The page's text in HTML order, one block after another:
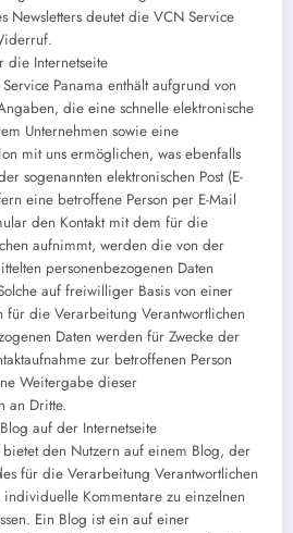
Newsletters deutet die VCN Service
die Internetseite
Panama enthält aufgrund von
die eine schnelle elektronische
Unternehmen sowie eine
mit uns ermöglichen, was ebenfalls
sogenannten elektronischen Post (E-
eine betroffene Person per E-Mail
den Kontakt mit dem für die
aufnimmt, werden die von der
personenbezogenen Daten
auf freiwilliger Basis von einer
für die Verarbeitung Verantwortlichen
Daten werden für Zwecke der
zur betroffenen Person
Weitergabe dieser
an Dritte.
auf der Internetseite
den Nutzern auf einem Blog, der
für die Verarbeitung Verantwortlichen
Kommentare zu einzelnen
Ein Blog ist ein auf einer